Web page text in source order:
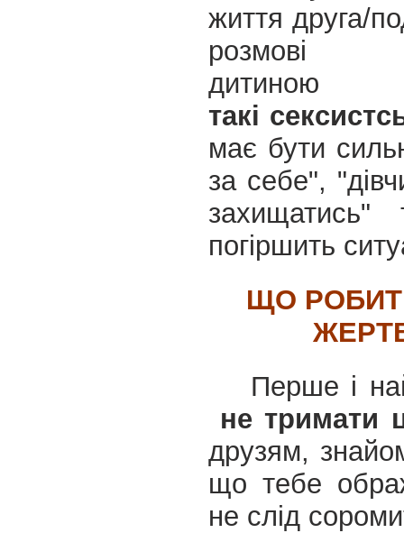
життя друга/
такі
має бути
за себе",
погіршить
ЩО
Перше і
не тримати
друзям,
що тебе
не слід